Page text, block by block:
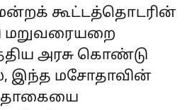
கூட்டத்தொடரின்
மறுவரையறை
அரசு கொண்டு
இந்த மசோதாவின்